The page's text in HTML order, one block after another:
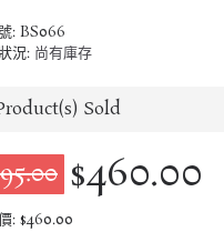
: BS066
況: 尚有庫存
Sold
$460.00
: $460.00